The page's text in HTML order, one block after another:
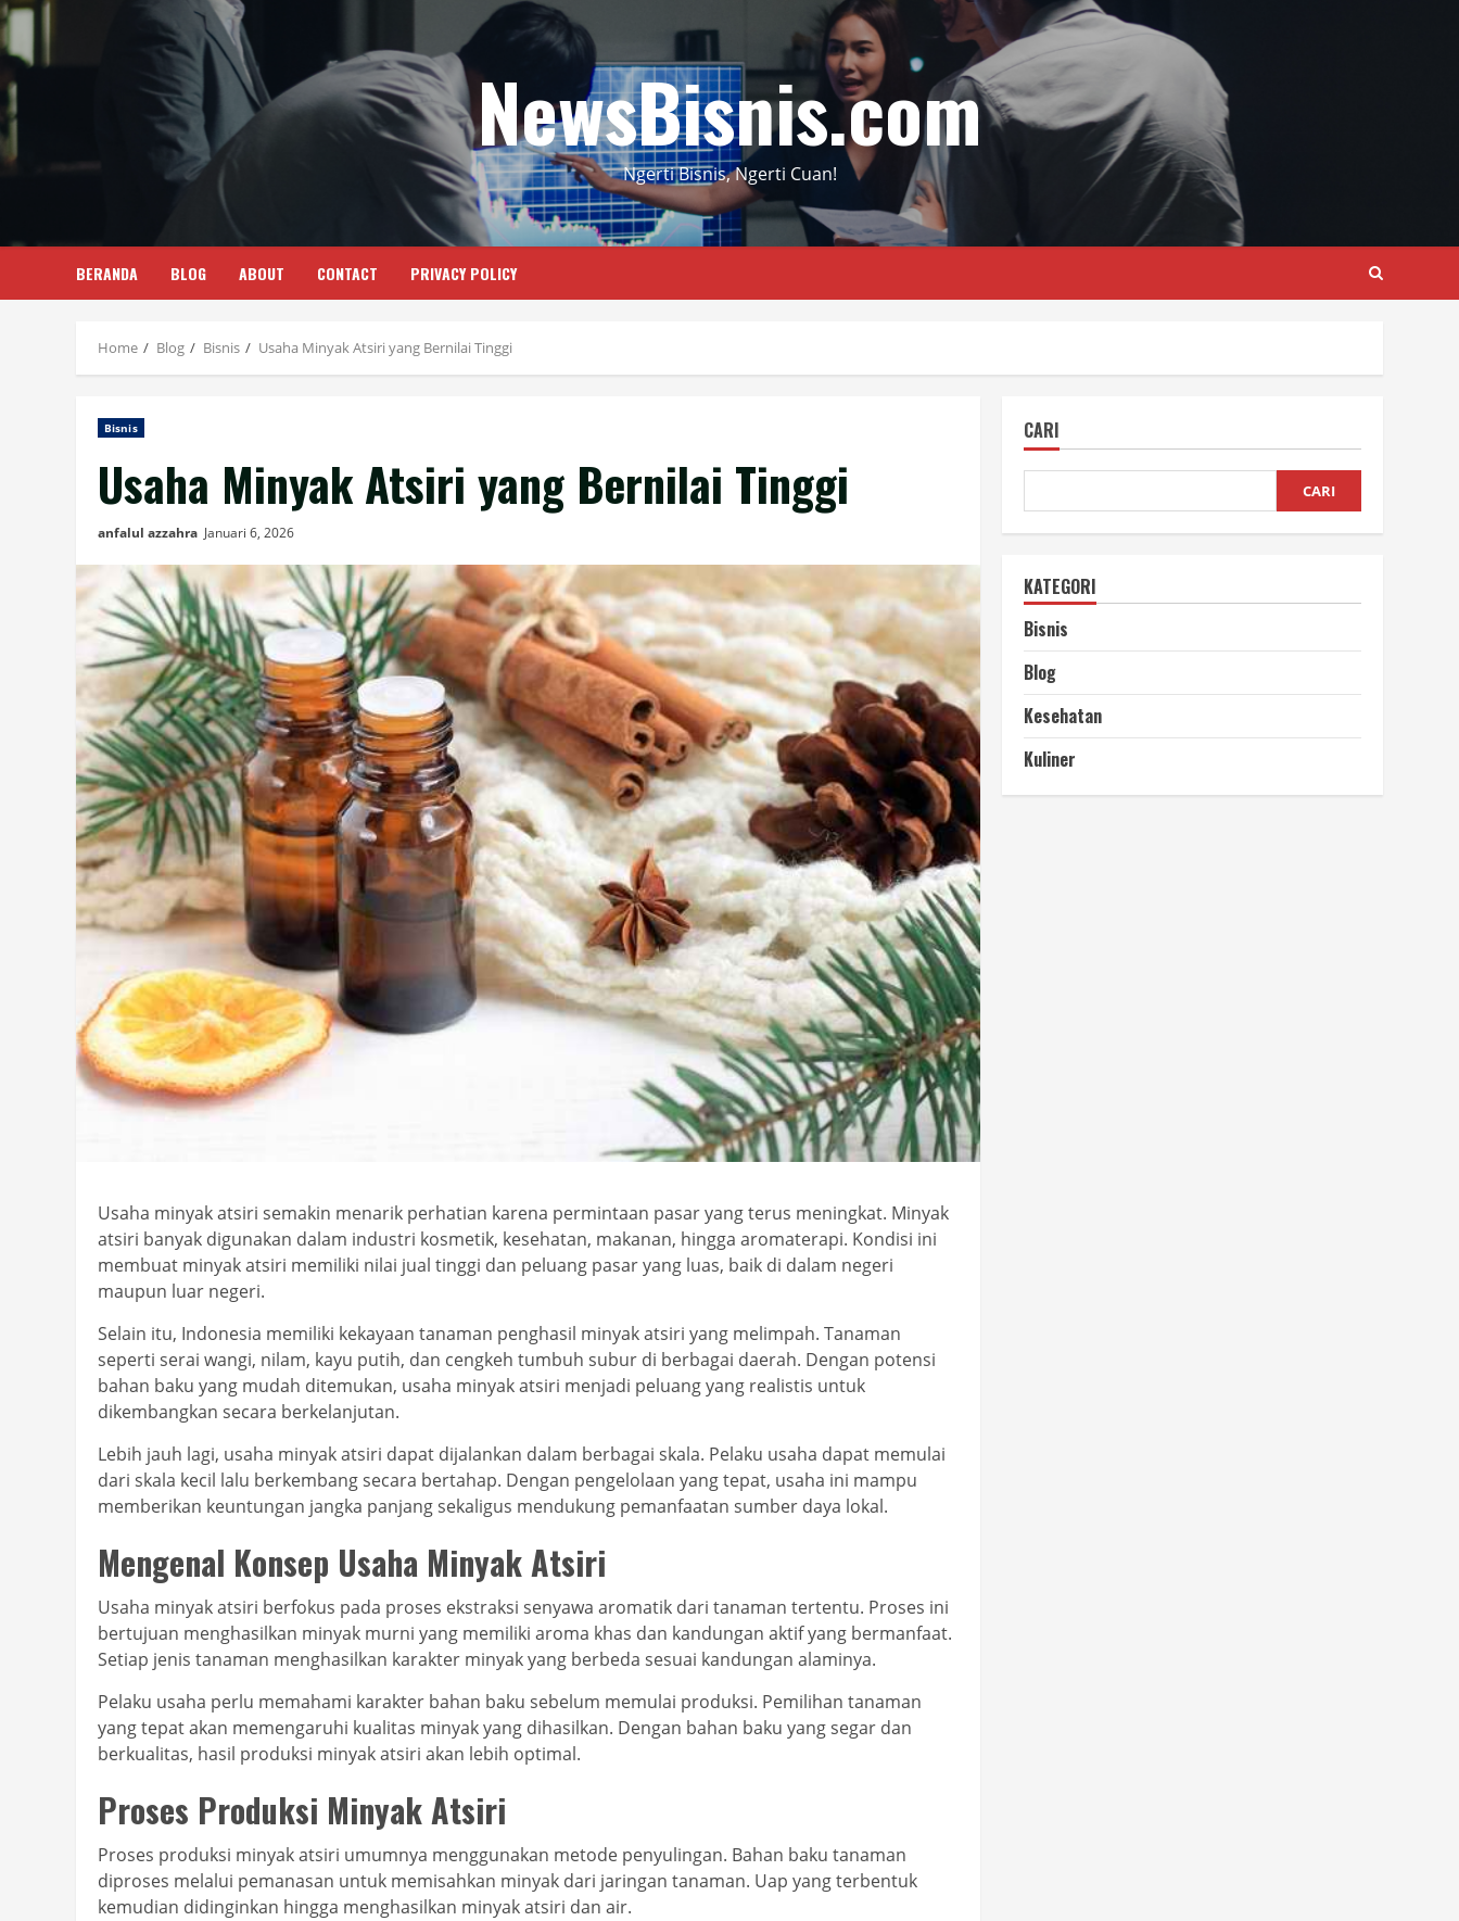
Skip
content
NewsBisnis.com
Ngerti Bisnis, Ngerti Cuan!
BERANDA BLOG ABOUT CONTACT PRIVACY POLICY
Home Blog Bisnis Usaha Minyak Atsiri yang Bernilai Tinggi
Bisnis
Usaha Minyak Atsiri yang Bernilai Tinggi
anfalul azzahra Januari 6, 2026
Usaha minyak atsiri semakin menarik perhatian karena permintaan pasar yang terus meningkat. Minyak
atsiri banyak digunakan dalam industri kosmetik, kesehatan, makanan, hingga aromaterapi. Kondisi ini
membuat minyak atsiri memiliki nilai jual tinggi dan peluang pasar yang luas, baik di dalam negeri
maupun luar negeri.
Selain itu, Indonesia memiliki kekayaan tanaman penghasil minyak atsiri yang melimpah. Tanaman
seperti serai wangi, nilam, kayu putih, dan cengkeh tumbuh subur di berbagai daerah. Dengan potensi
bahan baku yang mudah ditemukan, usaha minyak atsiri menjadi peluang yang realistis untuk
dikembangkan secara berkelanjutan.
Lebih jauh lagi, usaha minyak atsiri dapat dijalankan dalam berbagai skala. Pelaku usaha dapat memulai
dari skala kecil lalu berkembang secara bertahap. Dengan pengelolaan yang tepat, usaha ini mampu
memberikan keuntungan jangka panjang sekaligus mendukung pemanfaatan sumber daya lokal.
Mengenal Konsep Usaha Minyak Atsiri
Usaha minyak atsiri berfokus pada proses ekstraksi senyawa aromatik dari tanaman tertentu. Proses ini
bertujuan menghasilkan minyak murni yang memiliki aroma khas dan kandungan aktif yang bermanfaat.
Setiap jenis tanaman menghasilkan karakter minyak yang berbeda sesuai kandungan alaminya.
Pelaku usaha perlu memahami karakter bahan baku sebelum memulai produksi. Pemilihan tanaman
yang tepat akan memengaruhi kualitas minyak yang dihasilkan. Dengan bahan baku yang segar dan
berkualitas, hasil produksi minyak atsiri akan lebih optimal.
Proses Produksi Minyak Atsiri
Proses produksi minyak atsiri umumnya menggunakan metode penyulingan. Bahan baku tanaman
diproses melalui pemanasan untuk memisahkan minyak dari jaringan tanaman. Uap yang terbentuk
kemudian didinginkan hingga menghasilkan minyak atsiri dan air.
CARI
CARI
KATEGORI
Bisnis
Blog
Kesehatan
Kuliner